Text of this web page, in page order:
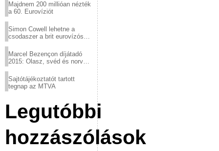
Majdnem 200 millióan nézték
a 60. Eurovíziót
Simon Cowell lehetne a
csodaszer a brit eurovízós
Marcel Bezençon díjátadó
2015: Olasz, svéd és norvég
Sajtótájékoztatót tartott
tegnap az MTVA
Legutóbbi
hozzászólások